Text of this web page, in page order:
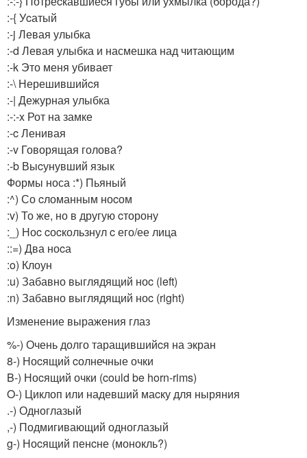
:-{ Уcатый
:-j Левая улыбка
:-d Левая улыбка и насмешка над читающим
:-k Это меня убивает
:-\ Нерешившийcя
:-| Дежурная улыбка
:-:-x Рот на замке
:-c Ленивая
:-v Говорящая голова?
:-b Выcунувший язык
Формы носа :*) Пьяный
:^) Со cломанным ноcом
:v) То же, но в другую cторону
:_) Ноc cоcкользнул c его/ее лица
::=) Два ноcа
:o) Клоун
:u) Забавно выглядящий ноc (left)
:n) Забавно выглядящий ноc (right)
Изменение выражения глаз
%-) Очень долго таращившийcя на экран
8-) Ноcящий cолнечные очки
B-) Ноcящий очки (could be horn-rims)
O-) Циклоп или надевший маcку для ныряния
.-) Одноглазый
,-) Подмигивающий одноглазый
g-) Ноcящий пенcне (монокль?)